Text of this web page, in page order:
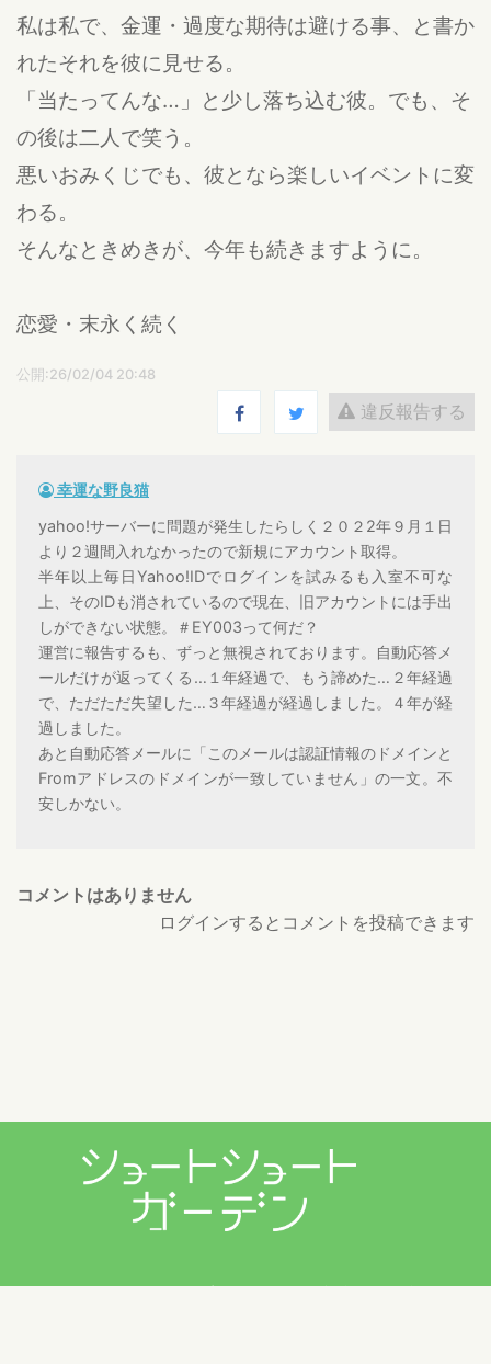
私は私で、金運・過度な期待は避ける事、と書か
れたそれを彼に見せる。
「当たってんな…」と少し落ち込む彼。でも、そ
の後は二人で笑う。
悪いおみくじでも、彼となら楽しいイベントに変
わる。
そんなときめきが、今年も続きますように。
恋愛・末永く続く
公開:26/02/04 20:48
違反報告する
幸運な野良猫
yahoo!サーバーに問題が発生したらしく２０２2年９月１日
より２週間入れなかったので新規にアカウント取得。
半年以上毎日Yahoo!IDでログインを試みるも入室不可な
上、そのIDも消されているので現在、旧アカウントには手出
しができない状態。＃EY003って何だ？
運営に報告するも、ずっと無視されております。自動応答メ
ールだけが返ってくる…１年経過で、もう諦めた…２年経過
で、ただただ失望した…３年経過が経過しました。４年が経
過しました。
あと自動応答メールに「このメールは認証情報のドメインと
Fromアドレスのドメインが一致していません」の一文。不
安しかない。
コメントはありません
ログインするとコメントを投稿できます
プライバシーポリシー 利用規約 お問い合わせ